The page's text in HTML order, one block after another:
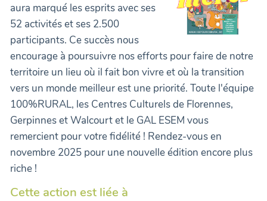
aura marqué les esprits avec ses
52 activités et ses 2.500
participants. Ce succès nous
encourage à poursuivre nos efforts pour faire de notre
territoire un lieu où il fait bon vivre et où la transition
vers un monde meilleur est une priorité. Toute l'équipe
100%RURAL, les Centres Culturels de Florennes,
Gerpinnes et Walcourt et le GAL ESEM vous
remercient pour votre fidélité ! Rendez-vous en
novembre 2025 pour une nouvelle édition encore plus
riche !
Cette action est liée à